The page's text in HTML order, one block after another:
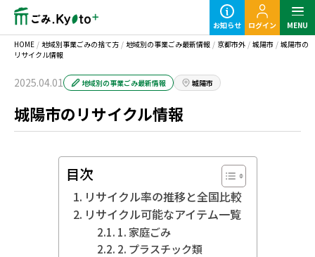
定期ごみのご利用の流れ
粗大ごみ回収のご利用の流れ
お知らせ ログイン
MENU
HOME / 地域別事業ごみの捨て方 / 地域別の事業ごみ最新情報 / 京都市外 / 城陽市 / 城陽市の
リサイクル情報
2025.04.01 地域別の事業ごみ最新情報 城陽市
城陽市のリサイクル情報
目次
リサイクル率の推移と全国比較
リサイクル可能なアイテム一覧
1. 家庭ごみ
2. プラスチック類